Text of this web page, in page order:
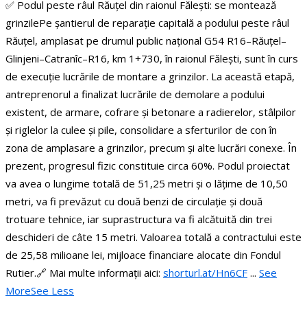
✅ Podul peste râul Răuțel din raionul Fălești: se montează
grinzilePe șantierul de reparație capitală a podului peste râul
Răuțel, amplasat pe drumul public național G54 R16–Răuțel–
Glinjeni–Catranîc–R16, km 1+730, în raionul Fălești, sunt în curs
de execuție lucrările de montare a grinzilor. La această etapă,
antreprenorul a finalizat lucrările de demolare a podului
existent, de armare, cofrare și betonare a radierelor, stâlpilor
și riglelor la culee și pile, consolidare a sferturilor de con în
zona de amplasare a grinzilor, precum și alte lucrări conexe. În
prezent, progresul fizic constituie circa 60%. Podul proiectat
va avea o lungime totală de 51,25 metri și o lățime de 10,50
metri, va fi prevăzut cu două benzi de circulație și două
trotuare tehnice, iar suprastructura va fi alcătuită din trei
deschideri de câte 15 metri. Valoarea totală a contractului este
de 25,58 milioane lei, mijloace financiare alocate din Fondul
Rutier.🔗 Mai multe informații aici: shorturl.at/Hn6CF ... See
MoreSee Less